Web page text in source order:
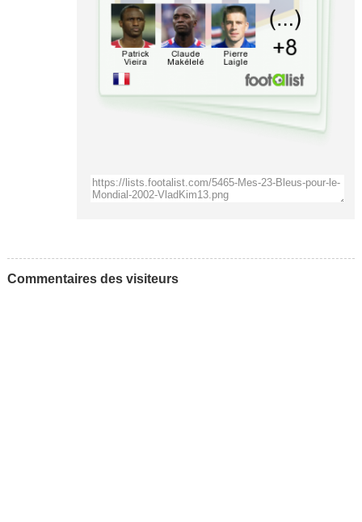
Commentaires des visiteurs